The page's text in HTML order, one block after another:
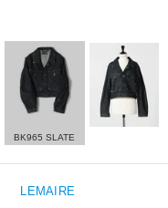
BK965 SLATE
LEMAIRE